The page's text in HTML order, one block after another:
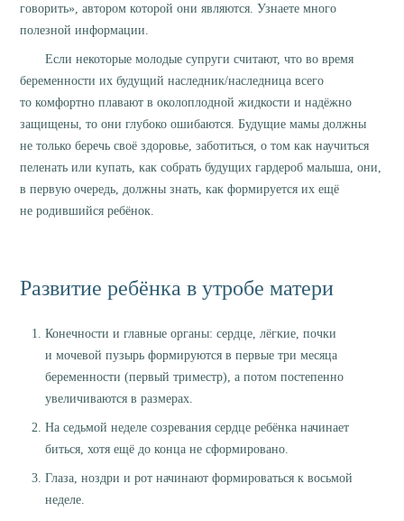
говорить», автором которой они являются. Узнаете много
полезной информации.
Если некоторые молодые супруги считают, что во время
беременности их будущий наследник/наследница всего
то комфортно плавают в околоплодной жидкости и надёжно
защищены, то они глубоко ошибаются. Будущие мамы должны
не только беречь своё здоровье, заботиться, о том как научиться
пеленать или купать, как собрать будущих гардероб малыша, они,
в первую очередь, должны знать, как формируется их ещё
не родившийся ребёнок.
Развитие ребёнка в утробе матери
Конечности и главные органы: сердце, лёгкие, почки
и мочевой пузырь формируются в первые три месяца
беременности (первый триместр), а потом постепенно
увеличиваются в размерах.
На седьмой неделе созревания сердце ребёнка начинает
биться, хотя ещё до конца не сформировано.
Глаза, ноздри и рот начинают формироваться к восьмой
неделе.